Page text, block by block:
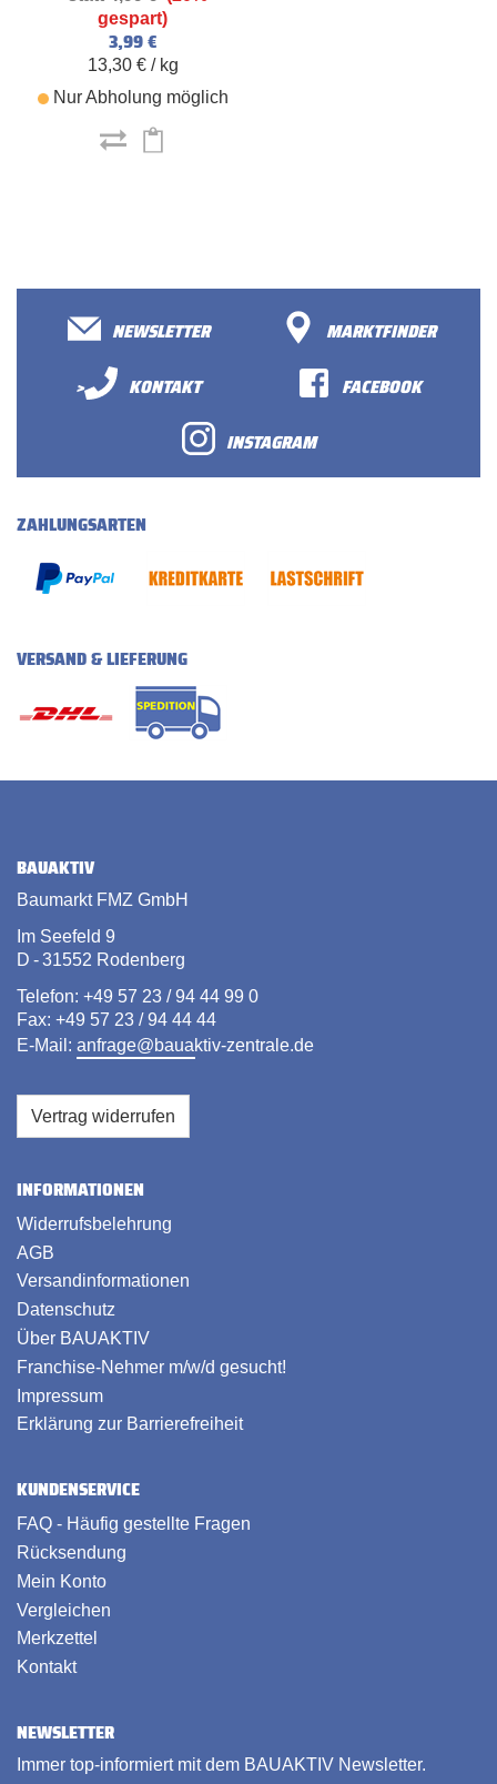
gespart)
3,99 €
13,30 € / kg
Nur Abholung möglich
NEWSLETTER
MARKTFINDER
>
KONTAKT
FACEBOOK
INSTAGRAM
ZAHLUNGSARTEN
VERSAND & LIEFERUNG
BAUAKTIV
Baumarkt FMZ GmbH
Im Seefeld 9
D - 31552 Rodenberg
Telefon: +49 57 23 / 94 44 99 0
Fax: +49 57 23 / 94 44 44
E-Mail: anfrage@bauaktiv-zentrale.de
Vertrag widerrufen
INFORMATIONEN
Widerrufsbelehrung
AGB
Versandinformationen
Datenschutz
Über BAUAKTIV
Franchise-Nehmer m/w/d gesucht!
Impressum
Erklärung zur Barrierefreiheit
KUNDENSERVICE
FAQ - Häufig gestellte Fragen
Rücksendung
Mein Konto
Vergleichen
Merkzettel
Kontakt
NEWSLETTER
Immer top-informiert mit dem BAUAKTIV Newsletter.